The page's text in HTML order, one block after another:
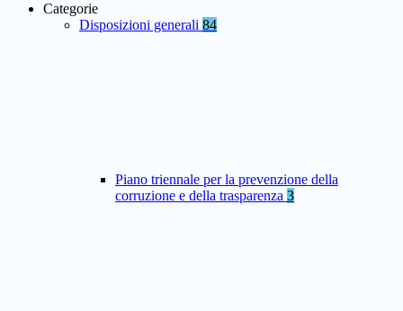
Categorie
Disposizioni generali 84
Piano triennale per la prevenzione della
corruzione e della trasparenza 3